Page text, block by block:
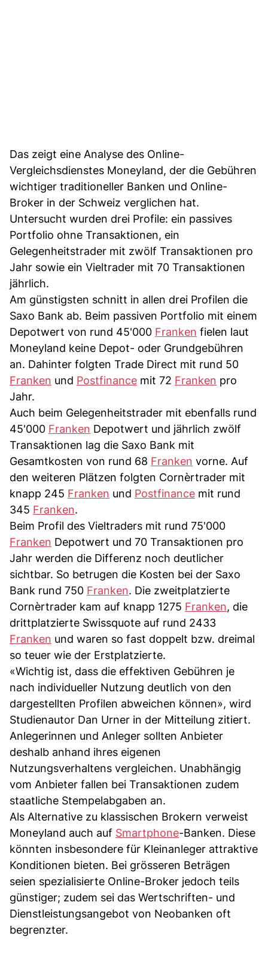
Das zeigt eine Analyse des Online-
Vergleichsdienstes Moneyland, der die Gebühren
wichtiger traditioneller Banken und Online-
Broker in der Schweiz verglichen hat.
Untersucht wurden drei Profile: ein passives
Portfolio ohne Transaktionen, ein
Gelegenheitstrader mit zwölf Transaktionen pro
Jahr sowie ein Vieltrader mit 70 Transaktionen
jährlich.
Am günstigsten schnitt in allen drei Profilen die
Saxo Bank ab. Beim passiven Portfolio mit einem
Depotwert von rund 45'000 Franken fielen laut
Moneyland keine Depot- oder Grundgebühren
an. Dahinter folgten Trade Direct mit rund 50
Franken und Postfinance mit 72 Franken pro
Jahr.
Auch beim Gelegenheitstrader mit ebenfalls rund
45'000 Franken Depotwert und jährlich zwölf
Transaktionen lag die Saxo Bank mit
Gesamtkosten von rund 68 Franken vorne. Auf
den weiteren Plätzen folgten Cornèrtrader mit
knapp 245 Franken und Postfinance mit rund
345 Franken.
Beim Profil des Vieltraders mit rund 75'000
Franken Depotwert und 70 Transaktionen pro
Jahr werden die Differenz noch deutlicher
sichtbar. So betrugen die Kosten bei der Saxo
Bank rund 750 Franken. Die zweitplatzierte
Cornèrtrader kam auf knapp 1275 Franken, die
drittplatzierte Swissquote auf rund 2433
Franken und waren so fast doppelt bzw. dreimal
so teuer wie der Erstplatzierte.
«Wichtig ist, dass die effektiven Gebühren je
nach individueller Nutzung deutlich von den
dargestellten Profilen abweichen können», wird
Studienautor Dan Urner in der Mitteilung zitiert.
Anlegerinnen und Anleger sollten Anbieter
deshalb anhand ihres eigenen
Nutzungsverhaltens vergleichen. Unabhängig
vom Anbieter fallen bei Transaktionen zudem
staatliche Stempelabgaben an.
Als Alternative zu klassischen Brokern verweist
Moneyland auch auf Smartphone-Banken. Diese
könnten insbesondere für Kleinanleger attraktive
Konditionen bieten. Bei grösseren Beträgen
seien spezialisierte Online-Broker jedoch teils
günstiger; zudem sei das Wertschriften- und
Dienstleistungsangebot von Neobanken oft
begrenzter.